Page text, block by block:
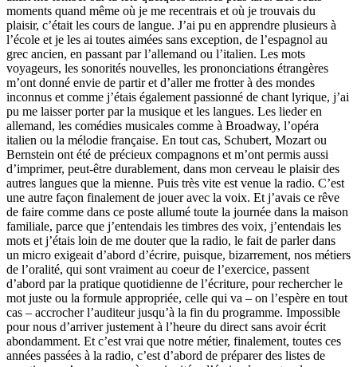
moments quand même où je me recentrais et où je trouvais du
plaisir, c’était les cours de langue. J’ai pu en apprendre plusieurs à
l’école et je les ai toutes aimées sans exception, de l’espagnol au
grec ancien, en passant par l’allemand ou l’italien. Les mots
voyageurs, les sonorités nouvelles, les prononciations étrangères
m’ont donné envie de partir et d’aller me frotter à des mondes
inconnus et comme j’étais également passionné de chant lyrique, j’ai
pu me laisser porter par la musique et les langues. Les lieder en
allemand, les comédies musicales comme à Broadway, l’opéra
italien ou la mélodie française. En tout cas, Schubert, Mozart ou
Bernstein ont été de précieux compagnons et m’ont permis aussi
d’imprimer, peut-être durablement, dans mon cerveau le plaisir des
autres langues que la mienne. Puis très vite est venue la radio. C’est
une autre façon finalement de jouer avec la voix. Et j’avais ce rêve
de faire comme dans ce poste allumé toute la journée dans la maison
familiale, parce que j’entendais les timbres des voix, j’entendais les
mots et j’étais loin de me douter que la radio, le fait de parler dans
un micro exigeait d’abord d’écrire, puisque, bizarrement, nos métiers
de l’oralité, qui sont vraiment au coeur de l’exercice, passent
d’abord par la pratique quotidienne de l’écriture, pour rechercher le
mot juste ou la formule appropriée, celle qui va – on l’espère en tout
cas – accrocher l’auditeur jusqu’à la fin du programme. Impossible
pour nous d’arriver justement à l’heure du direct sans avoir écrit
abondamment. Et c’est vrai que notre métier, finalement, toutes ces
années passées à la radio, c’est d’abord de préparer des listes de